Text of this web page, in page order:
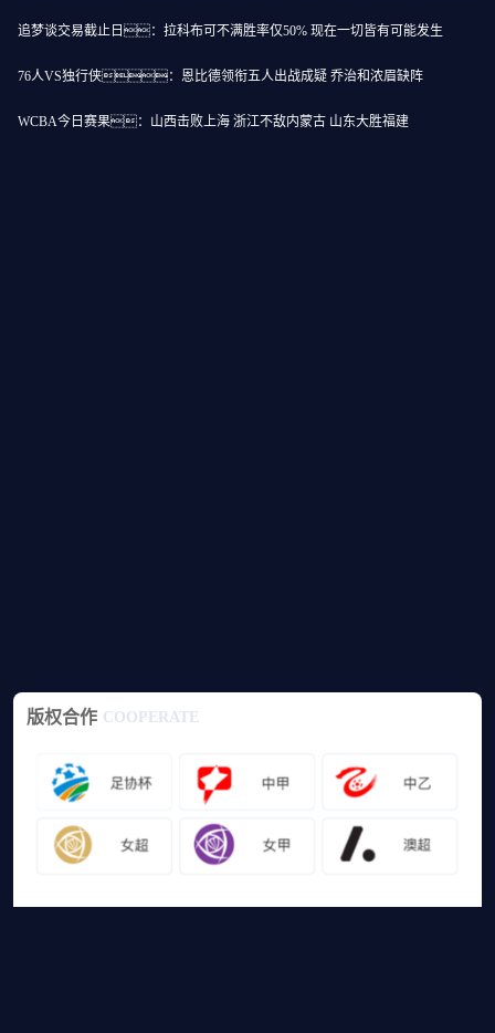
追梦谈交易截止日：拉科布可不满胜率仅50% 现在一切皆有可能发生
76人VS独行侠：恩比德领衔五人出战成疑 乔治和浓眉缺阵
WCBA今日赛果：山西击败上海 浙江不敌内蒙古 山东大胜福建
版权合作 COOPERATE